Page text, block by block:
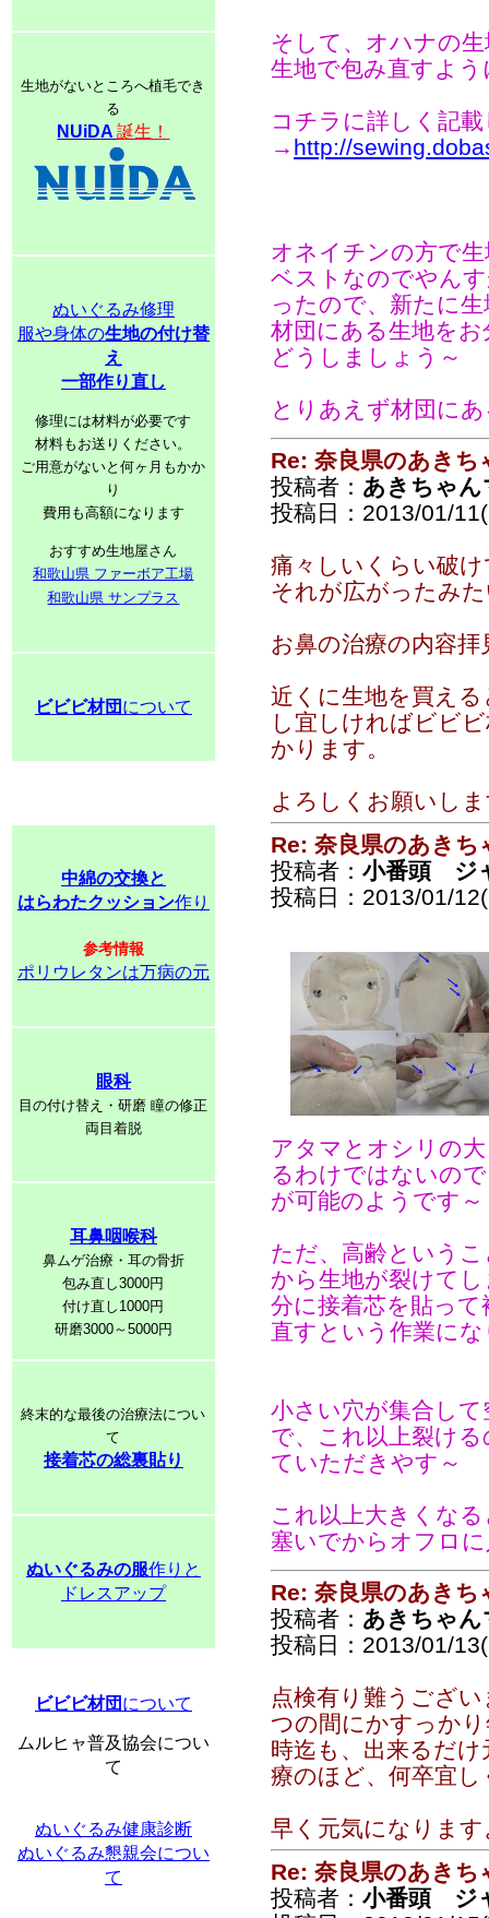
生地がないところへ植毛でき
る
NUiDA誕生！
ぬいぐるみ修理
服や身体の生地の付け替
え
一部作り直し
修理には材料が必要です
材料もお送りください。
ご用意がないと何ヶ月もかか
り
費用も高額になります
おすすめ生地屋さん
和歌山県 ファーボア工場
和歌山県 サンプラス
ビビビ材団 について
中綿の交換と
はらわたクッション作り
参考情報
ポリウレタンは万病の元
眼科
目の付け替え・研磨 瞳の修正
両目着脱
耳鼻咽喉科
鼻ムゲ治療・耳の骨折
包み直し3000円
付け直し1000円
研磨3000～5000円
終末的な最後の治療法につい
て
接着芯の総裏貼り
ぬいぐるみの服作りと
ドレスアップ
ビビビ材団 について
ムルヒャ普及協会につい
て
ぬいぐるみ健康診断
ぬいぐるみ懇親会につい
て
そして、オハナの
生地で包み直すよ
コチラに詳しく記
→ http://
オネイチンの方で
ベストなのでやん
ったので、新たに
材団にある生地を
どうしましょう～
とりあえず材団に
Re: 奈良県のあきち
投稿者： あきちゃん
投稿日：2013/01/
痛々しいくらい破
それが広がったみ
お鼻の治療の内容
近くに生地を買え
し宜しければビビ
かります。
よろしくお願いし
Re: 奈良県のあきち
投稿者： 小番頭 ジ
投稿日：2013/01/
アタマとオシリの
るわけではないの
が可能のようです～
ただ、高齢という
から生地が裂けて
分に接着芯を貼っ
直すという作業に
小さい穴が集合し
で、これ以上裂け
ていただきやす～
これ以上大きくな
塞いでからオフロ
Re: 奈良県のあきち
投稿者： あきちゃん
投稿日：2013/01/
点検有り難うござ
つの間にかすっか
時迄も、出来るだ
療のほど、何卒宜
早く元気になりま
Re: 奈良県のあきち
投稿者： 小番頭 ジ